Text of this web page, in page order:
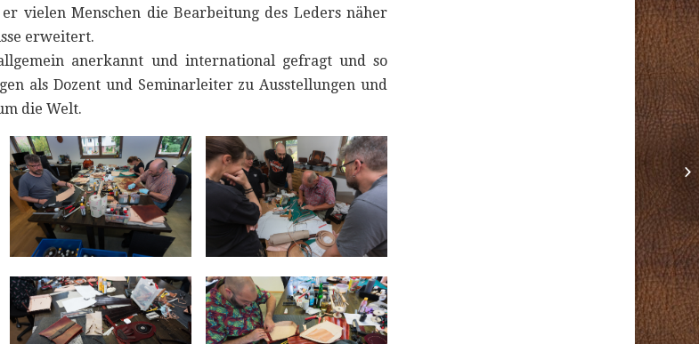
vielen Menschen die Bearbeitung des Leders näher
erweitert.
anerkannt und international gefragt und so
als Dozent und Seminarleiter zu Ausstellungen und
die Welt.